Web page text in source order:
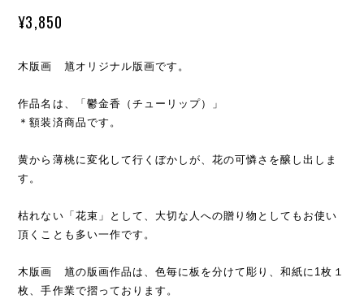
¥3,850
木版画 馗オリジナル版画です。
作品名は、「鬱金香（チューリップ）」
＊額装済商品です。
黄から薄桃に変化して行くぼかしが、花の可憐さを醸し出しま
す。
枯れない「花束」として、大切な人への贈り物としてもお使い
頂くことも多い一作です。
木版画 馗の版画作品は、色毎に板を分けて彫り、和紙に1枚１
枚、手作業で摺っております。